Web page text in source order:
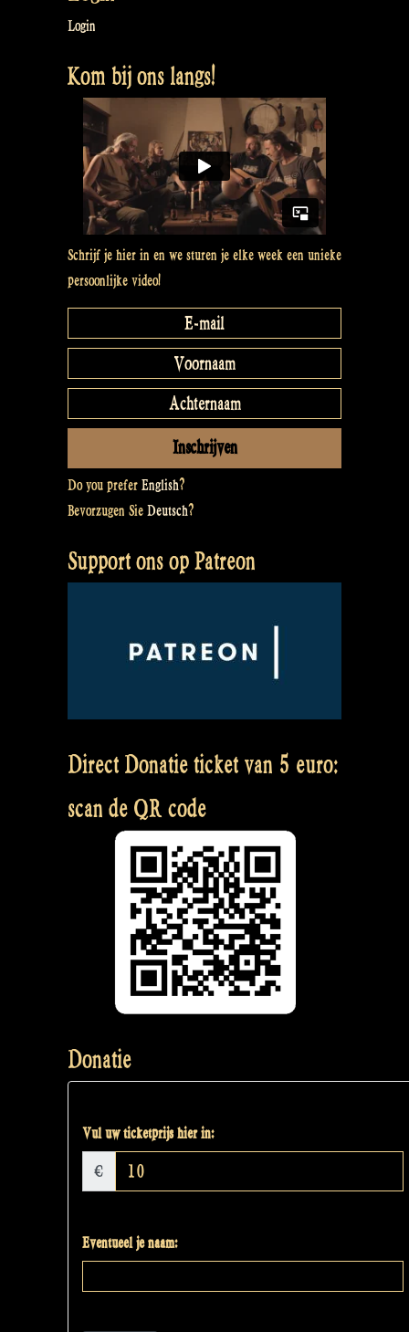
Login
Kom bij ons langs!
Schrijf je hier in en we sturen je elke week een unieke
persoonlijke video!
Do you prefer English?
Bevorzugen Sie Deutsch?
Support ons op Patreon
Direct Donatie ticket van 5 euro:
scan de QR code
Donatie
Vul uw ticketprijs hier in:
€
Eventueel je naam: